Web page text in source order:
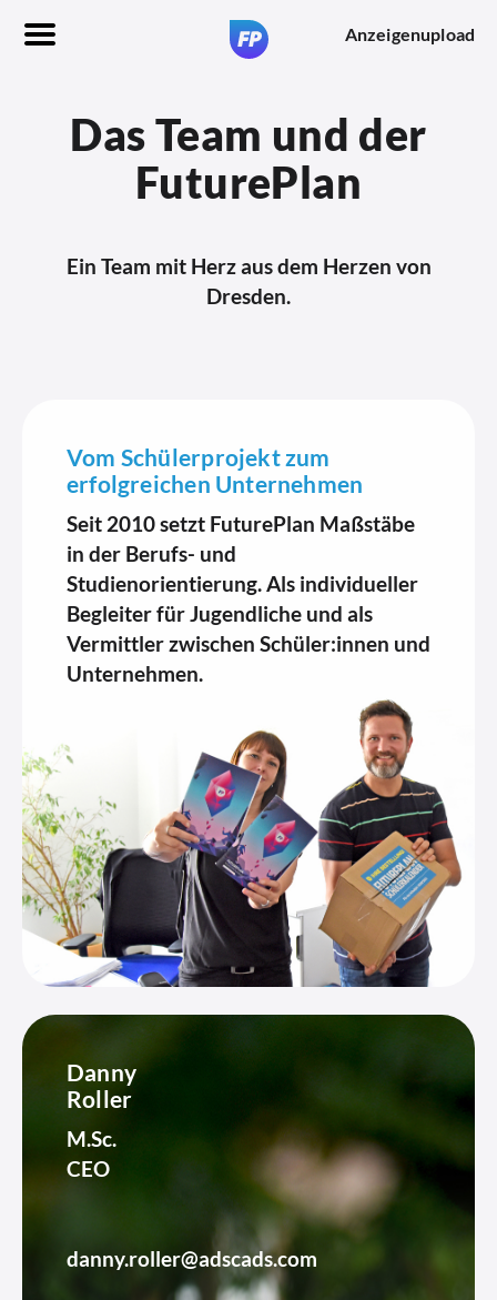
Anzeigenupload
Das Team und der
FuturePlan
Ein Team mit Herz aus dem Herzen von
Dresden.
Danny
Roller
M.Sc.
CEO
danny.roller@adscads.com
Vom Schülerprojekt zum
erfolgreichen Unternehmen
Seit 2010 setzt FuturePlan Maßstäbe
in der Berufs- und
Studienorientierung. Als individueller
Begleiter für Jugendliche und als
Vermittler zwischen Schüler:innen und
Unternehmen.